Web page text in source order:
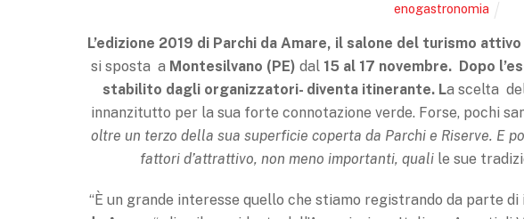
enogastronomia
L’edizione 2019 di Parchi da Amare, il salone del turismo
si sposta a Montesilvano (PE) dal 15 al 17 novembre. Dopo
stabilito dagli organizzatori- diventa itinerante. La scelta
innanzitutto per la sua forte connotazione verde. Forse, pochi
oltre un terzo della sua superficie coperta da Parchi e Riserve. E
fattori d’attrattivo, non meno importanti, quali le sue
“È un grande interesse quello che stiamo registrando da parte